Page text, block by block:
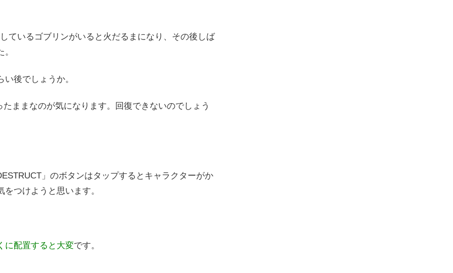
ているゴブリンがいると火だるまになり、その後しば
後でしょうか。
ままなのが気になります。回復できないのでしょう
」のボタンはタップするとキャラクターがか
つけようと思います。
に配置すると大変です。